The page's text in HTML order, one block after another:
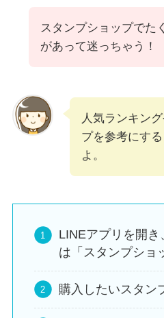
スタンプショップでた
があって迷っちゃう！
人気ランキン
プを参考にす
よ。
LINEアプリを開
は「スタンプショ
購入したいスタン